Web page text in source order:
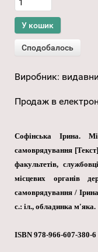
Виробник:
Продаж в
Софінська Ірина.
самоврядування
факультетів,
місцевих органів
самоврядування /
с.: іл., обладинка м'яка.
ISBN 978-966-607-380-6